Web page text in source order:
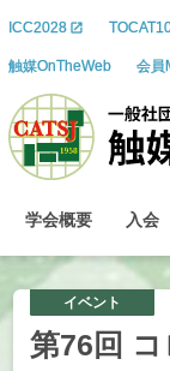
ICC2028
触媒OnTheWeb 会員
学会概要 入会
イベント
第76 回